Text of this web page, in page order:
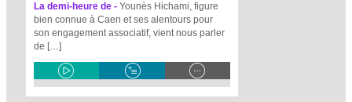
La demi-heure de - Younès Hichami, figure
bien connue à Caen et ses alentours pour
son engagement associatif, vient nous parler
de […]